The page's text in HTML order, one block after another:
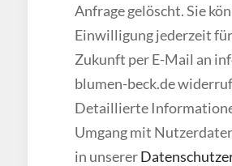
Anfrage gelöscht. Sie
Einwilligung jederzeit
Zukunft per E-Mail an
blumen-beck.de
Detaillierte
Umgang mit
in unserer